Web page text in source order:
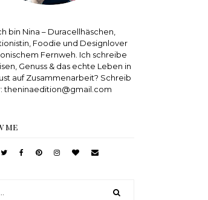
bin Nina – Duracellhäschen,
Foodie und Designlover
Fernweh. Ich schreibe
Genuss & das echte Leben in
auf Zusammenarbeit? Schreib
theninaedition@gmail.com
me